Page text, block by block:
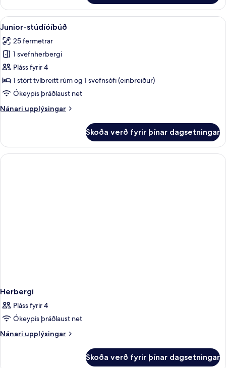
með
tvíbreiðu
rúmi
Skoða
allar
myndir
fyrir
Junior-
stúdíóíbúð
Straujárn/strauborð, ókeypis
6
Junior-stúdíóíbúð
25 fermetrar
1 svefnherbergi
Pláss fyrir 4
1 stórt tvíbreitt rúm og 1 svefnsófi (einbreiður)
Ókeypis þráðlaust net
Nánari upplýsingar
Nánari
stúdíóíbúð
Skoða verð fyrir þínar dagsetningar
Herbergi
Pláss fyrir 4
Ókeypis þráðlaust net
Nánari upplýsingar
Nánari
Skoða verð fyrir þínar dagsetningar